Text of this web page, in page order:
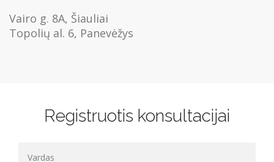
Vairo g. 8A, Šiauliai
Topolių al. 6, Panevėžys
Registruotis konsultacijai